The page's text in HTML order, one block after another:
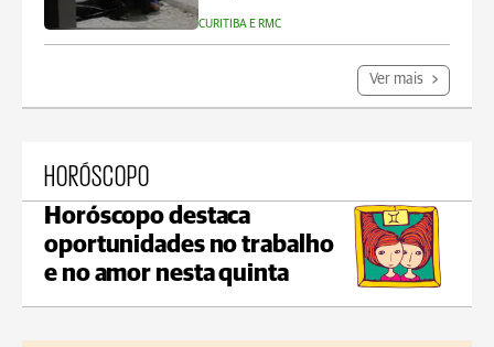
CURITIBA E RMC
Ver mais
HORÓSCOPO
Horóscopo destaca
oportunidades no trabalho
e no amor nesta quinta